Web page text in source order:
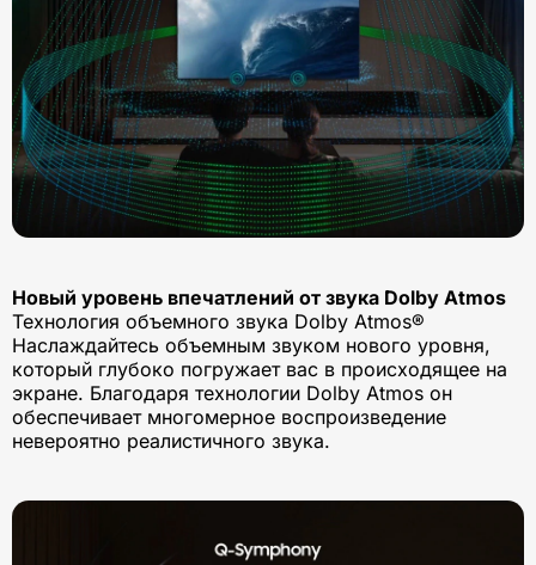
Новый уровень впечатлений от звука Dolby Atmos
Технология объемного звука Dolby Atmos®
Наслаждайтесь объемным звуком нового уровня,
который глубоко погружает вас в происходящее на
экране. Благодаря технологии Dolby Atmos он
обеспечивает многомерное воспроизведение
невероятно реалистичного звука.